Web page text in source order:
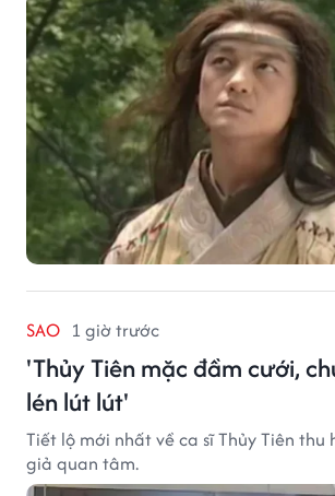
SAO 1 giờ trước
'Thủy Tiên mặc đầm cưới,
lén lút lút'
Tiết lộ mới nhất về ca sĩ Thủy Tiên thu
giả quan tâm.